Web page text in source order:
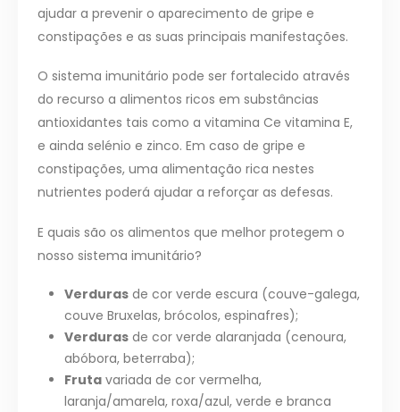
ajudar a prevenir o aparecimento de gripe e
constipações e as suas principais manifestações.
O sistema imunitário pode ser fortalecido através
do recurso a alimentos ricos em substâncias
antioxidantes tais como a vitamina Ce vitamina E,
e ainda selénio e zinco. Em caso de gripe e
constipações, uma alimentação rica nestes
nutrientes poderá ajudar a reforçar as defesas.
E quais são os alimentos que melhor protegem o
nosso sistema imunitário?
Verdurasde cor verde escura (couve-galega,
couve Bruxelas, brócolos, espinafres);
Verdurasde cor verde alaranjada (cenoura,
abóbora, beterraba);
Frutavariada de cor vermelha,
laranja/amarela, roxa/azul, verde e branca